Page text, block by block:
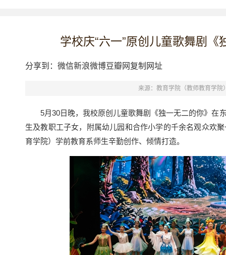
学校庆“六一”原创儿童歌舞剧
分享到： 微信新浪微博豆瓣网 复制网址
来源：教育学院（教师教育学院
5月30日晚，我校原创儿童歌舞剧《独一无二的你》在
生及教职工子女，附属幼儿园和合作小学的千余名观众欢
育学院）学前教育系师生辛勤创作、倾情打造。